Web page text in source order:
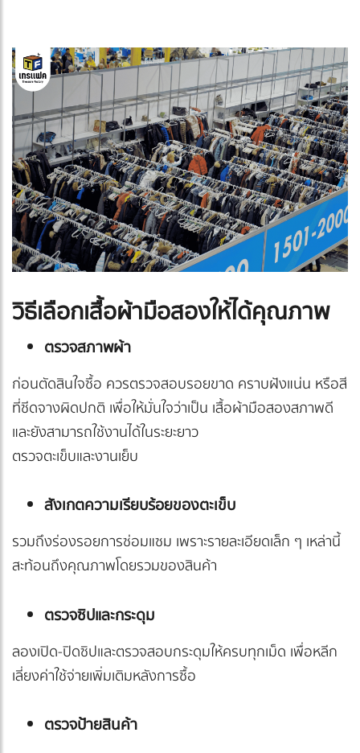
วิธีเลือกเสื้อผ้ามือสองให้ได้คุณภาพ
ตรวจสภาพผ้า
ก่อนตัดสินใจซื้อ ควรตรวจสอบรอยขาด คราบฝังแน่น หรือสี
ที่ซีดจางผิดปกติ เพื่อให้มั่นใจว่าเป็น เสื้อผ้ามือสองสภาพดี
และยังสามารถใช้งานได้ในระยะยาว
ตรวจตะเข็บและงานเย็บ
สังเกตความเรียบร้อยของตะเข็บ
รวมถึงร่องรอยการซ่อมแซม เพราะรายละเอียดเล็ก ๆ เหล่านี้
สะท้อนถึงคุณภาพโดยรวมของสินค้า
ตรวจซิปและกระดุม
ลองเปิด-ปิดซิปและตรวจสอบกระดุมให้ครบทุกเม็ด เพื่อหลีก
เลี่ยงค่าใช้จ่ายเพิ่มเติมหลังการซื้อ
ตรวจป้ายสินค้า